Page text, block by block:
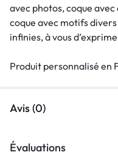
avec photos, coque
coque avec motifs
infinies, à vous
Produit personnalisé en
Avis (0)
Évaluations